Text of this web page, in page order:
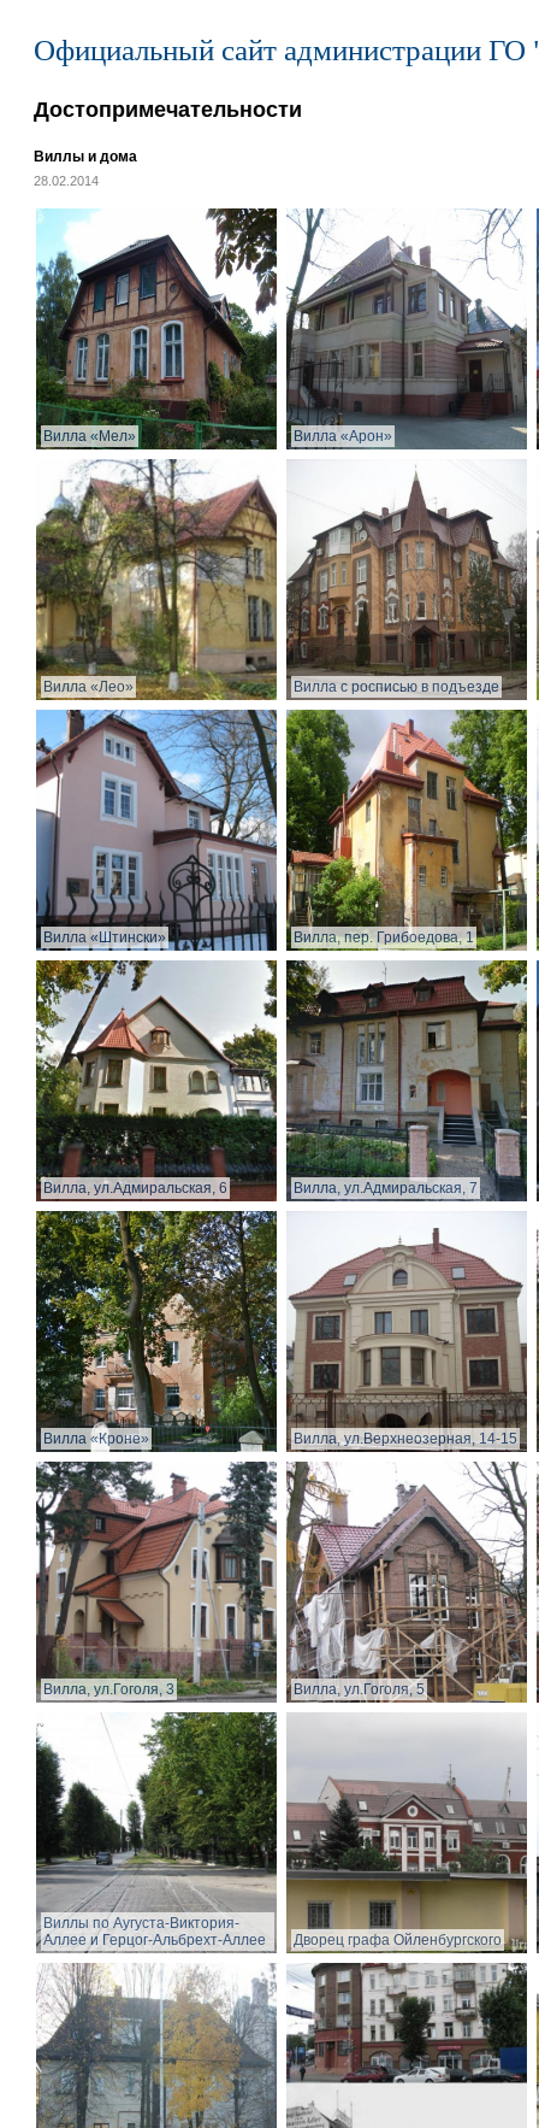
Официальный сайт администрации ГО
Достопримечательности
Виллы и дома
28.02.2014
Вилла «Мел» Вилла «Арон»
Вилла «Лео» Вилла с росписью в подъезде
Вилла «Штински» Вилла, пер. Грибоедова, 1
Вилла, ул.Адмиральская, 6 Вилла, ул.Адмиральская, 7
Вилла «Кроне» Вилла, ул.Верхнеозерная, 14-15
Вилла, ул.Гоголя, 3 Вилла, ул.Гоголя, 5
Виллы по Аугуста-Виктория-
Аллее и Герцог-Альбрехт-Аллее
Дворец графа Ойленбургского